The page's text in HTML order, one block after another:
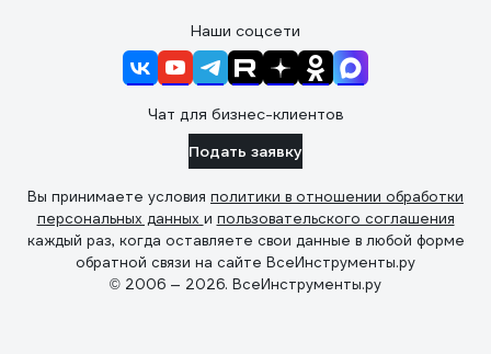
Наши соцсети
Чат для бизнес-клиентов
Подать заявку
Вы принимаете условия политики в отношении обработки
персональных данных и пользовательского соглашения
каждый раз, когда оставляете свои данные в любой форме
обратной связи на сайте ВсеИнструменты.ру
© 2006 — 2026. ВсеИнструменты.ру